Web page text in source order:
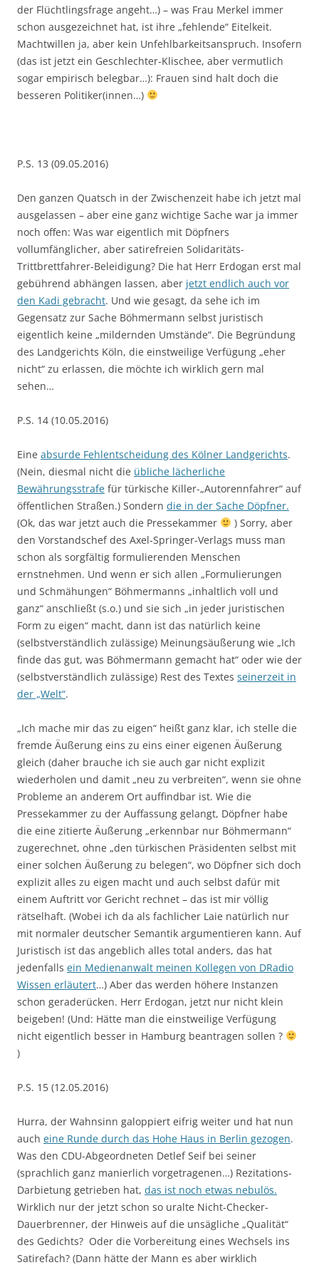
der Flüchtlingsfrage angeht…) – was Frau Merkel immer
schon ausgezeichnet hat, ist ihre „fehlende“ Eitelkeit.
Machtwillen ja, aber kein Unfehlbarkeitsanspruch. Insofern
(das ist jetzt ein Geschlechter-Klischee, aber vermutlich
sogar empirisch belegbar…): Frauen sind halt doch die
besseren Politiker(innen…)
P.S. 13 (09.05.2016)
Den ganzen Quatsch in der Zwischenzeit habe ich jetzt mal
ausgelassen – aber eine ganz wichtige Sache war ja immer
noch offen: Was war eigentlich mit Döpfners
vollumfänglicher, aber satirefreien Solidaritäts-
Trittbrettfahrer-Beleidigung? Die hat Herr Erdogan erst mal
gebührend abhängen lassen, aber jetzt endlich auch vor
den Kadi gebracht. Und wie gesagt, da sehe ich im
Gegensatz zur Sache Böhmermann selbst juristisch
eigentlich keine „mildernden Umstände“. Die Begründung
des Landgerichts Köln, die einstweilige Verfügung „eher
nicht“ zu erlassen, die möchte ich wirklich gern mal
sehen…
P.S. 14 (10.05.2016)
Eine absurde Fehlentscheidung des Kölner Landgerichts.
(Nein, diesmal nicht die übliche lächerliche
Bewährungsstrafe für türkische Killer-„Autorennfahrer“ auf
öffentlichen Straßen.) Sondern die in der Sache Döpfner.
(Ok, das war jetzt auch die Pressekammer
) Sorry, aber
den Vorstandschef des Axel-Springer-Verlags muss man
schon als sorgfältig formulierenden Menschen
ernstnehmen. Und wenn er sich allen „Formulierungen
und Schmähungen“ Böhmermanns „inhaltlich voll und
ganz“ anschließt (s.o.) und sie sich „in jeder juristischen
Form zu eigen“ macht, dann ist das natürlich keine
(selbstverständlich zulässige) Meinungsäußerung wie „Ich
finde das gut, was Böhmermann gemacht hat“ oder wie der
(selbstverständlich zulässige) Rest des Textes seinerzeit in
der „Welt“.
„Ich mache mir das zu eigen“ heißt ganz klar, ich stelle die
fremde Äußerung eins zu eins einer eigenen Äußerung
gleich (daher brauche ich sie auch gar nicht explizit
wiederholen und damit „neu zu verbreiten“, wenn sie ohne
Probleme an anderem Ort auffindbar ist. Wie die
Pressekammer zu der Auffassung gelangt, Döpfner habe
die eine zitierte Äußerung „erkennbar nur Böhmermann“
zugerechnet, ohne „den türkischen Präsidenten selbst mit
einer solchen Äußerung zu belegen“, wo Döpfner sich doch
explizit alles zu eigen macht und auch selbst dafür mit
einem Auftritt vor Gericht rechnet – das ist mir völlig
rätselhaft. (Wobei ich da als fachlicher Laie natürlich nur
mit normaler deutscher Semantik argumentieren kann. Auf
Juristisch ist das angeblich alles total anders, das hat
jedenfalls ein Medienanwalt meinen Kollegen von DRadio
Wissen erläutert…) Aber das werden höhere Instanzen
schon geraderücken. Herr Erdogan, jetzt nur nicht klein
beigeben! (Und: Hätte man die einstweilige Verfügung
nicht eigentlich besser in Hamburg beantragen sollen ?
)
P.S. 15 (12.05.2016)
Hurra, der Wahnsinn galoppiert eifrig weiter und hat nun
auch eine Runde durch das Hohe Haus in Berlin gezogen.
Was den CDU-Abgeordneten Detlef Seif bei seiner
(sprachlich ganz manierlich vorgetragenen…) Rezitations-
Darbietung getrieben hat, das ist noch etwas nebulös.
Wirklich nur der jetzt schon so uralte Nicht-Checker-
Dauerbrenner, der Hinweis auf die unsägliche „Qualität“
des Gedichts? Oder die Vorbereitung eines Wechsels ins
Satirefach? (Dann hätte der Mann es aber wirklich